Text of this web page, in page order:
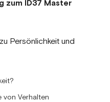
zum ID37 Master
Persönlichkeit und
von Verhalten